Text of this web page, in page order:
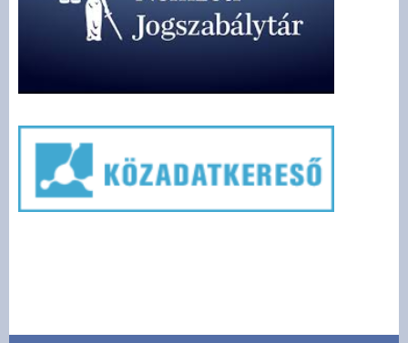
Közérdekű adatok -
Felsőrajk
Választási információk -
Felsőrajk